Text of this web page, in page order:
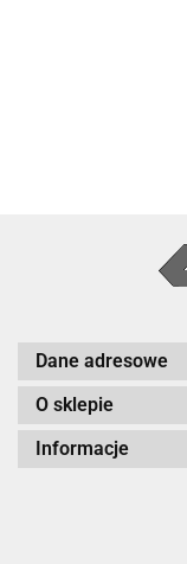
Dane adresowe
O sklepie
Informacje